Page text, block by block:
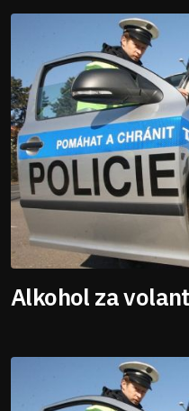
Alkohol za